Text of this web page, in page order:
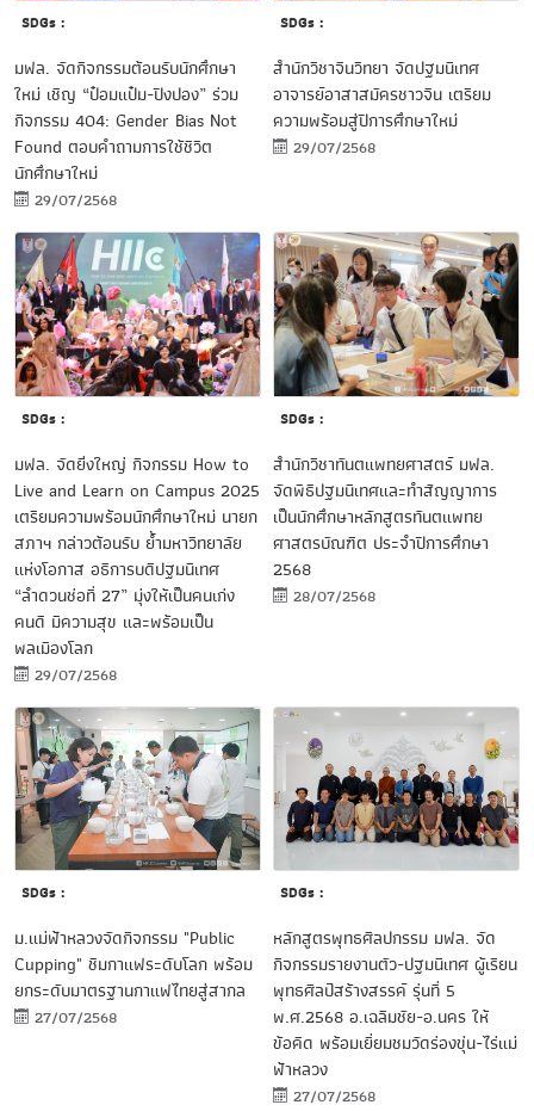
SDGs :
มฟล. จัดกิจกรรมต้อนรับนักศึกษา
ใหม่ เชิญ “ป๋อมแป๋ม-ปิงปอง” ร่วม
กิจกรรม 404: Gender Bias Not
Found ตอบคำถามการใช้ชีวิต
นักศึกษาใหม่
29/07/2568
SDGs :
สำนักวิชาจีนวิทยา จัดปฐมนิเทศ
อาจารย์อาสาสมัครชาวจีน เตรียม
ความพร้อมสู่ปีการศึกษาใหม่
29/07/2568
SDGs :
มฟล. จัดยิ่งใหญ่ กิจกรรม How to
Live and Learn on Campus 2025
เตรียมความพร้อมนักศึกษาใหม่ นายก
สภาฯ กล่าวต้อนรับ ย้ำมหาวิทยาลัย
แห่งโอกาส อธิการบดีปฐมนิเทศ
“ลำดวนช่อที่ 27” มุ่งให้เป็นคนเก่ง
คนดี มีความสุข และพร้อมเป็น
พลเมืองโลก
29/07/2568
SDGs :
สำนักวิชาทันตแพทยศาสตร์ มฟล.
จัดพิธีปฐมนิเทศและทำสัญญาการ
เป็นนักศึกษาหลักสูตรทันตแพทย
ศาสตรบัณฑิต ประจำปีการศึกษา
2568
28/07/2568
SDGs :
ม.แม่ฟ้าหลวงจัดกิจกรรม "Public
Cupping" ชิมกาแฟระดับโลก พร้อม
ยกระดับมาตรฐานกาแฟไทยสู่สากล
27/07/2568
SDGs :
หลักสูตรพุทธศิลปกรรม มฟล. จัด
กิจกรรมรายงานตัว-ปฐมนิเทศ ผู้เรียน
พุทธศิลป์สร้างสรรค์ รุ่นที่ 5
พ.ศ.2568 อ.เฉลิมชัย-อ.นคร ให้
ข้อคิด พร้อมเยี่ยมชมวัดร่องขุ่น-ไร่แม่
ฟ้าหลวง
27/07/2568